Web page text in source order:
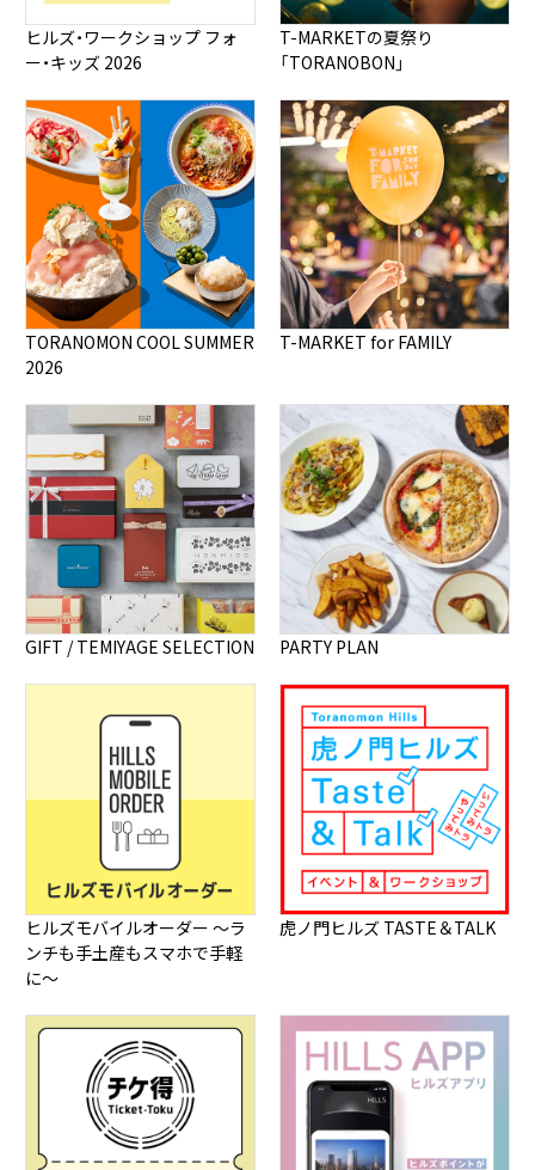
虎ノ門ヒルズ ステーションタワー
機械式・一般車
空車
機械式・ハイルーフ車
空車
虎ノ門ヒルズ ビジネス
タワー
機械式・一般車
空車
機械式・ハイルーフ車
空車
虎ノ門ヒルズ 森タワー
自走式
空車
収容形式・車両制限
収容形式・車両制限
○虎ノ門ヒルズ 森タワー
・収容形式：自走式（一部機械式有り）
全長：5.0～6.0m 全幅：1.85～2.5m
全高：2.0～2.4m 重量：2.0～3.0t
○虎ノ門ヒルズ レジデンシャルタワー
・収容形式：自走式
全長：5.3m 全幅：1.9m
全高：2.4m
○虎ノ門ヒルズ ビジネスタワー
◯港区コミュニティバス「ちぃばす」
芝ルート
・新橋駅発：新橋駅→愛宕一丁目 みなとパーク芝浦発：み
なとパーク芝浦→田町駅→芝公園駅→御成門駅→愛宕
一丁目
港区ホームページ「ちぃばす」（公式サイト）
◯東京BRT
・虎ノ門ヒルズ ビジネスタワー1F バスターミナル停車
東京BRT（公式サイト）
アクセスTOP
リムジンバス／京成高速バス ※運休中
虎ノ門ヒルズ 森タワー 1F 車寄せ「アンダーズ東京」、
虎ノ門ヒルズ ビジネスタワー 1F バスターミナル「虎ノ
アンダーズ東京、虎ノ門ヒルズ行きをご利用ください。
・料金 片道 大人¥1,150（税込）、小人¥580（税込）
・所要時間 約30分～45分（交通事情によって変動あり）
詳しくはこちら（外部リンク）
アクセスTOP
時間
・虎ノ門ヒルズ 森タワー
7:00～23:00
・虎ノ門ヒルズ ビジネスタワー
7:00～23:00
・虎ノ門ヒルズ レジデンシャルタワー
0:00～24:00
・虎ノ門ヒルズ ステーションタワー
0:00～24:00
料金
・最初の5時間無料
・上限24時間500円（繰り返し適用あり）
備考
地下階の駐輪場へは地上の自転車用エレベーターで降
りてください。
※施設内での路上駐車や自転車走行はご遠慮ください。
バイク駐輪場
・虎ノ門ヒルズ 森タワーB1F
・虎ノ門ヒルズ ビジネスタワーB2F
・虎ノ門ヒルズ ステーションタワーB3F
時間
7:00～23:00
・虎ノ門ヒルズ ビジネスタワー
0:00～24:00
0:00～24:00
・¥100 / 30分
・上限24時間1,000円（繰り返し適用あり）
ヒルズ・ワークショップ フォ
ー・キッズ 2026
T-MARKETの夏祭り
「TORANOBON」
TORANOMON COOL SUMMER
2026
T-MARKET for FAMILY
GIFT / TEMIYAGE SELECTION PARTY PLAN
ヒルズモバイルオーダー ～ラ
ンチも手土産もスマホで手軽
に～
虎ノ門ヒルズ TASTE＆TALK